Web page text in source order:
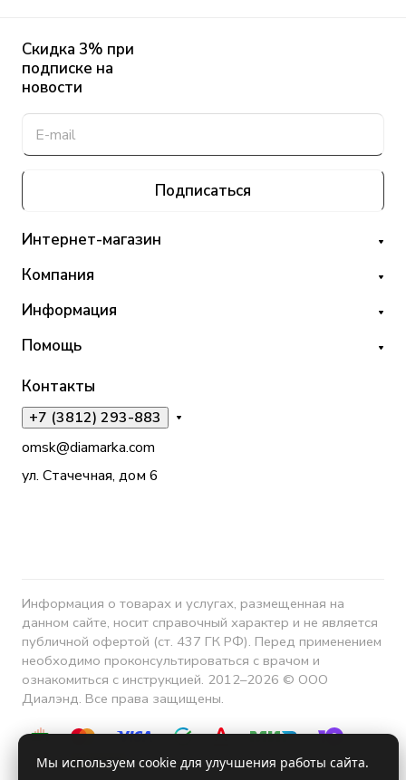
Скидка 3% при
подписке на
новости
Подписаться
Интернет-магазин
Компания
Информация
Помощь
Контакты
+7 (3812) 293-883
omsk@diamarka.com
ул. Стачечная, дом 6
Информация о товарах и услугах, размещенная на
данном сайте, носит справочный характер и не является
публичной офертой (ст. 437 ГК РФ). Перед применением
необходимо проконсультироваться с врачом и
ознакомиться с инструкцией. 2012–2026 © ООО
Диалэнд. Все права защищены.
Мы используем cookie для улучшения работы сайта.